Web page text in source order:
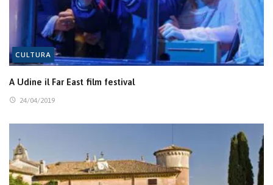
CULTURA
A Udine il Far East film festival
24/04/2019